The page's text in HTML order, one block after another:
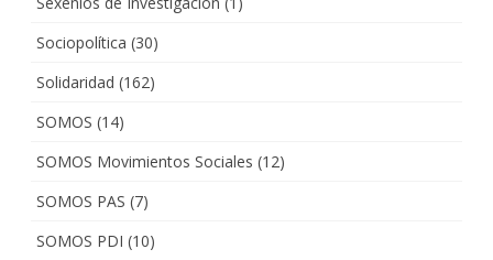
Sociopolítica (30)
Solidaridad (162)
SOMOS (14)
SOMOS Movimientos Sociales (12)
SOMOS PAS (7)
SOMOS PDI (10)